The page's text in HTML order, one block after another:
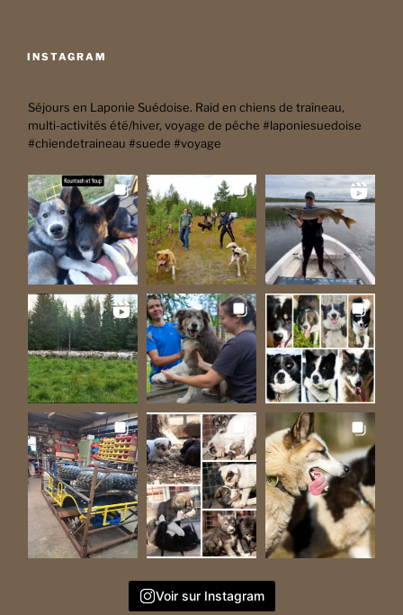
INSTAGRAM
Séjours en Laponie Suédoise. Raid en chiens de traîneau,
multi-activités été/hiver, voyage de pêche #laponiesuedoise
#chiendetraineau #suede #voyage
Voir sur Instagram